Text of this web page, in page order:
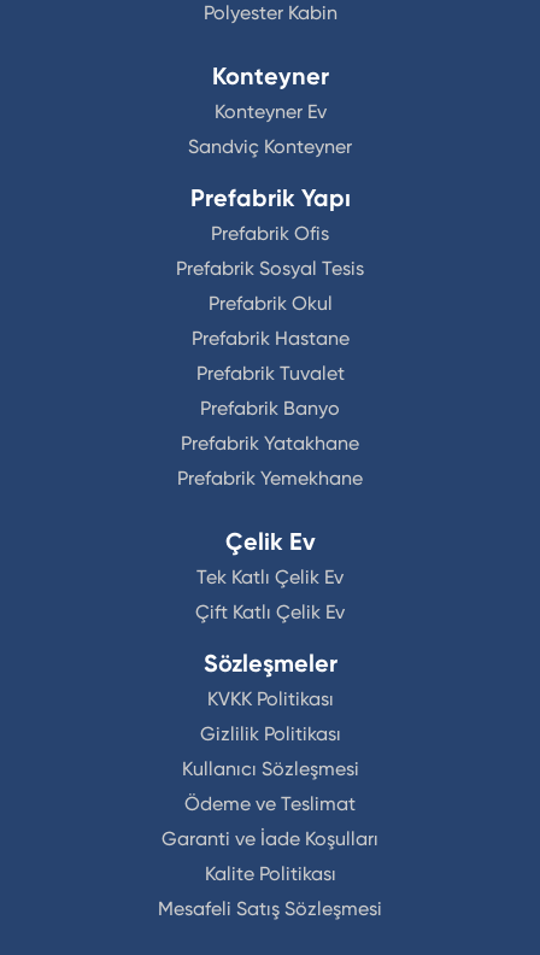
Polyester Kabin
Konteyner
Konteyner Ev
Sandviç Konteyner
Prefabrik Yapı
Prefabrik Ofis
Prefabrik Sosyal Tesis
Prefabrik Okul
Prefabrik Hastane
Prefabrik Tuvalet
Prefabrik Banyo
Prefabrik Yatakhane
Prefabrik Yemekhane
Çelik Ev
Tek Katlı Çelik Ev
Çift Katlı Çelik Ev
Sözleşmeler
KVKK Politikası
Gizlilik Politikası
Kullanıcı Sözleşmesi
Ödeme ve Teslimat
Garanti ve İade Koşulları
Kalite Politikası
Mesafeli Satış Sözleşmesi